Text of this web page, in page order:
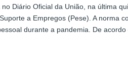
Diário Oficial da União, na última
a Empregos (Pese). A norma
durante a pandemia. De acordo